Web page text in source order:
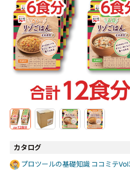
カタログ
プロツールの基礎知識 ココミテ